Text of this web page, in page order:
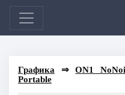
Графика ⇒ON1
Portable